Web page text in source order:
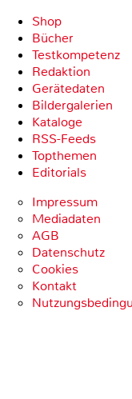
Shop
Bücher
Testkompetenz
Redaktion
Gerätedaten
Bildergalerien
Kataloge
RSS-Feeds
Topthemen
Editorials
Impressum
Mediadaten
AGB
Datenschutz
Cookies
Kontakt